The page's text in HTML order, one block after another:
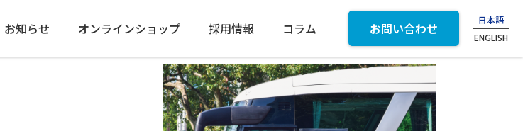
お知らせ オンラインショップ 採用情報 コラム お問い合わせ
日本語
ENGLISH